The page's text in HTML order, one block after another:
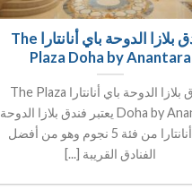
فندق بلازا الدوحة باي أنانتارا The
Plaza Doha by Anantara
فندق بلازا الدوحة باي أنانتارا The Plaza
Doha by Anantara يعتبر فندق بلازا الدوحة
باي أنانتارا من فئة 5 نجوم وهو من أفضل
الفنادق القريبة [...]